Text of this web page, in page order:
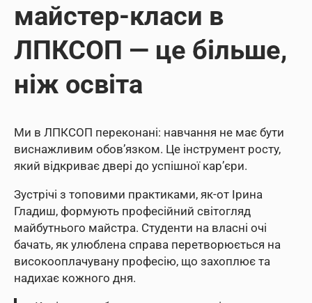
майстер-класи в
ЛПКСОП — це більше,
ніж освіта
Ми в ЛПКСОП переконані: навчання не має бути
виснажливим обов’язком. Це інструмент росту,
який відкриває двері до успішної кар’єри.
Зустрічі з топовими практиками, як-от Ірина
Гладиш, формують професійний світогляд
майбутнього майстра. Студенти на власні очі
бачать, як улюблена справа перетворюється на
високооплачувану професію, що захоплює та
надихає кожного дня.